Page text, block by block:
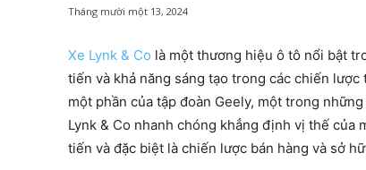
Tháng mười một 13, 2024
Xe Lynk & Co là một thương hiệu ô tô nổi bật
tiến và khả năng sáng tạo trong các chiến
một phần của tập đoàn Geely, một trong
Lynk & Co nhanh chóng khẳng định vị thế
tiến và đặc biệt là chiến lược bán hàng và sở